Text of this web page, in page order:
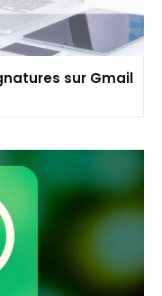
sur Gmail